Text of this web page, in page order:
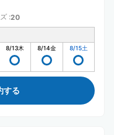
:20
8/13木 8/14金 8/15土
する